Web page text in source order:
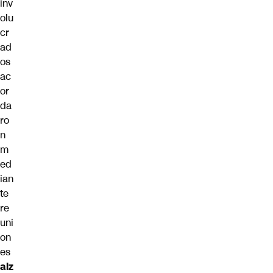
inv
olu
cr
ad
os
ac
or
da
ro
n
m
ed
ian
te
re
uni
on
es
alz